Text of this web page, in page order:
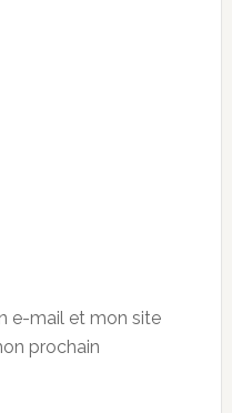
e-mail et mon site
prochain